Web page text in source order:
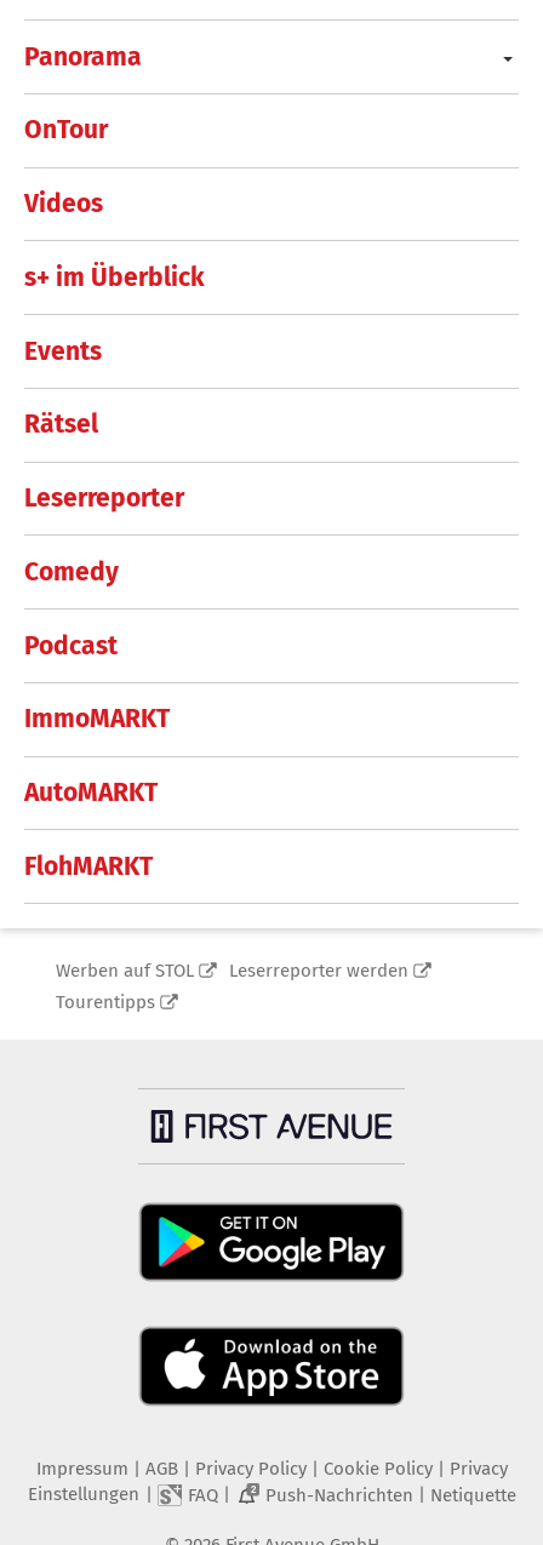
Panorama
OnTour
Videos
s+ im Überblick
Events
Rätsel
Leserreporter
Comedy
Podcast
ImmoMARKT
AutoMARKT
FlohMARKT
Werben auf STOL
Leserreporter werden
Tourentipps
Impressum | AGB | Privacy Policy| Cookie Policy| Privacy
Einstellungen | FAQ| 2 Push-Nachrichten | Netiquette